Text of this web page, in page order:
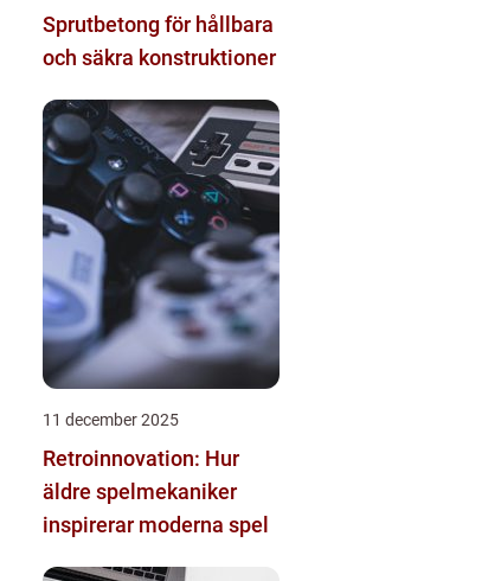
Sprutbetong för hållbara
och säkra konstruktioner
11 december 2025
Retroinnovation: Hur
äldre spelmekaniker
inspirerar moderna spel